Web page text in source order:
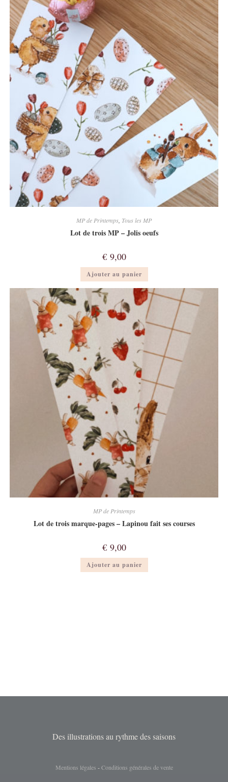
MP de Printemps Tous les MP
Lot de trois MP – Jolis oeufs
€9,00
Ajouter au panier
MP de Printemps
Lot de trois marque-pages – Lapinou fait ses courses
€9,00
Ajouter au panier
Des illustrations au rythme des saisons
Mentions légales -Conditions générales de vente